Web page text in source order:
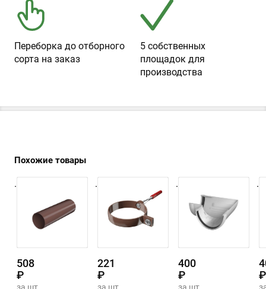
Переборка до отборного
сорта на заказ
5 собственных
площадок для
производства
Похожие товары
.
508
₽
.
221
₽
.
400
₽
.
₽